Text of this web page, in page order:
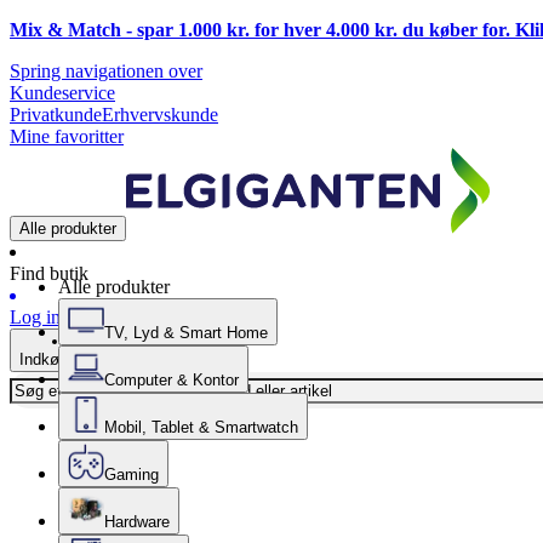
Mix & Match - spar 1.000 kr. for hver 4.000 kr. du køber for.
Spring navigationen over
Kundeservice
PrivatkundeErhvervskunde
Mine favoritter
Alle produkter
Find butik
Log ind
Indkøbskurv
Alle produkter
TV, Lyd & Smart Home
Computer & Kontor
Mobil, Tablet & Smartwatch
Gaming
Hardware